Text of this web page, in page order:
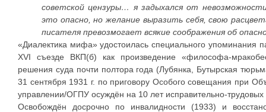
советской цензуры… я задыхался от
это опасно, но желание выразить себя, свою
писателя превозмогает всякие соображения об
«Диалектика мифа» удостоилась специального упоминания
XVI съезде ВКП(б) как произведение «философа-
решения суда почти полтора года (Лубянка, Бутырская
31 сентября 1931 г. по приговору Особого совещания при
управлении/ОГПУ осуждён на 10 лет исправительно-
Освобождён досрочно по инвалидности (1933) и